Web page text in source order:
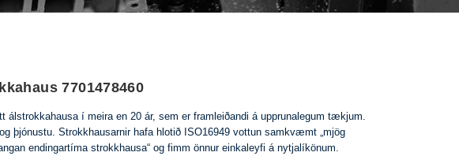
7701478460
álstrokkahausa í meira en 20 ár, sem er framleiðandi á upprunalegum tækjum.
þjónustu. Strokkhausarnir hafa hlotið ISO16949 vottun samkvæmt „mjög
endingartíma strokkhausa“ og fimm önnur einkaleyfi á nytjalíkönum.